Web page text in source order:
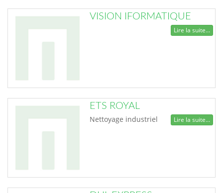
VISION IFORMATIQUE
Lire la suite...
ETS ROYAL
Nettoyage industriel Lire la suite...